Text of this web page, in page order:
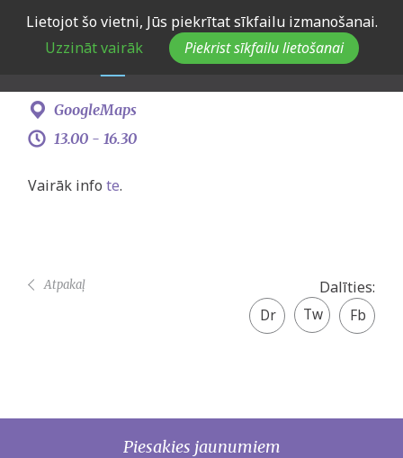
Lietojot šo vietni, Jūs piekrītat sīkfailu izmanošanai.
Uzzināt vairāk
Piekrist sīkfailu lietošanai
Ideju talka Rēzeknē
GoogleMaps
19. marts
13.00 - 16.30
Vairāk info te.
Dalīties:
Facebook
share
Twitter
Atpakaļ
Piesakies jaunumiem